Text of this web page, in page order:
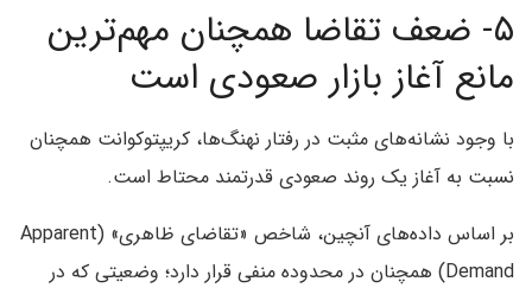
۵- ضعف تقاضا همچنان مهم‌ترین
مانع آغاز بازار صعودی است
با وجود نشانه‌های مثبت در رفتار نهنگ‌ها، کریپتوکوانت همچنان
نسبت به آغاز یک روند صعودی قدرتمند محتاط است.
بر اساس داده‌های آنچین، شاخص «تقاضای ظاهری» (Apparent
Demand) همچنان در محدوده منفی قرار دارد؛ وضعیتی که در